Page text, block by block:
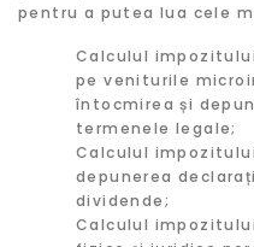
pentru a putea lua cele
Calculul
pe veniturile
întocmirea și
termenele legale;
Calculul
depunerea
dividende;
Calculul